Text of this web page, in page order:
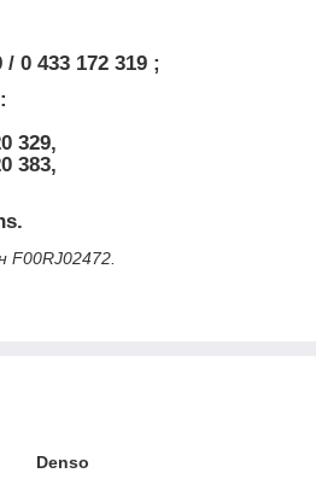
/ 0 433 172 319 ;
329,
383,
F00RJ02472.
Denso